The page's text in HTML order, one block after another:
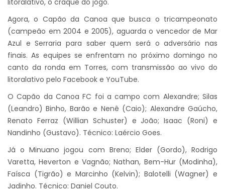
litoralativo, o craque do jogo.
Agora, o Capão da Canoa que busca o tricampeonato
(campeão em 2004 e 2005), aguarda o vencedor de Mar
Azul e Serraria para saber quem será o adversário nas
finais. As equipes se enfrentam no próximo domingo no
canto da ronda em Torres, com transmissão ao vivo do
litoralativo pelo Facebook e YouTube.
O Capão da Canoa FC foi a campo com Alexandre; Silas
(Leandro) Binho, Barão e Nenê (Caio); Alexandre Gaúcho,
Renato Ferraz (Willian Schuster) e João; Isaac (Roni) e
Nandinho (Gustavo). Técnico: Laércio Goes.
Já o Minuano jogou com Breno; Elder (Gordo), Rodrigo
Varetta, Heverton e Vagnão; Nathan, Bem-Hur (Modinha),
Faísca (Tigrão) e Marcinho (Kelvin); Balotelli (Wagner) e
Jadinho. Técnico: Daniel Couto.